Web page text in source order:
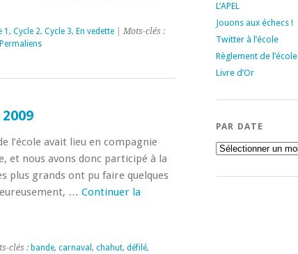
1 , Cycle 2, Cycle 3, En vedette| Mots-clés :
Permaliens
l’école avait lieu en compagnie
et nous avons donc participé à la
plus grands ont pu faire quelques
… Continuer la
clés : bande, carnaval , chahut, défilé,
L’APEL
Jouons aux échecs !
Twitter à l’école
Règlement de l’école
Livre d’Or
PAR DATE
Par
date